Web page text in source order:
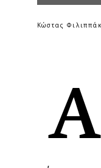
Κώστας
Α